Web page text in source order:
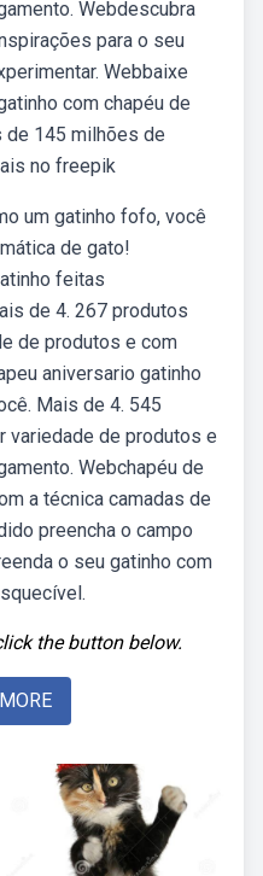
Webdescubra
para o seu
Webbaixe
com chapéu de
de 145 milhões de
no freepik
um gatinho fofo, você
de gato!
feitas
de 4. 267 produtos
de produtos e com
aniversario gatinho
Mais de 4. 545
variedade de produtos e
Webchapéu de
a técnica camadas de
preencha o campo
o seu gatinho com
the button below.